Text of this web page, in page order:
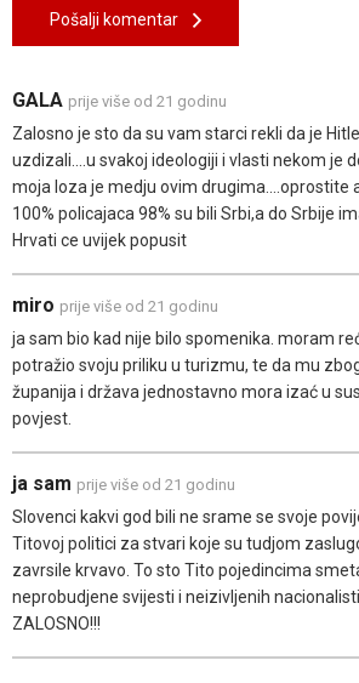
Pošalji komentar
GALA prije više od 21 godinu
Zalosno je sto da su vam starci rekli da je
uzdizali....u svakoj ideologiji i vlasti nekom je
moja loza je medju ovim drugima....oprostite
100% policajaca 98% su bili Srbi,a do Srbije
Hrvati ce uvijek popusit
miro prije više od 21 godinu
ja sam bio kad nije bilo spomenika. moram
potražio svoju priliku u turizmu, te da mu
županija i država jednostavno mora izać u
povjest.
ja sam prije više od 21 godinu
Slovenci kakvi god bili ne srame se svoje
Titovoj politici za stvari koje su tudjom
zavrsile krvavo. To sto Tito pojedincima
neprobudjene svijesti i neizivljenih
ZALOSNO!!!